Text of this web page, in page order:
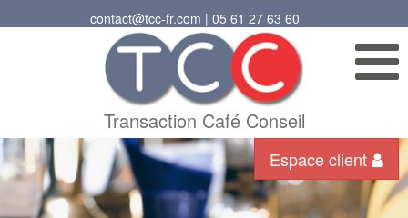
contact@tcc-fr.com | 05 61 27 63 60
Transaction Café Conseil
Espace client